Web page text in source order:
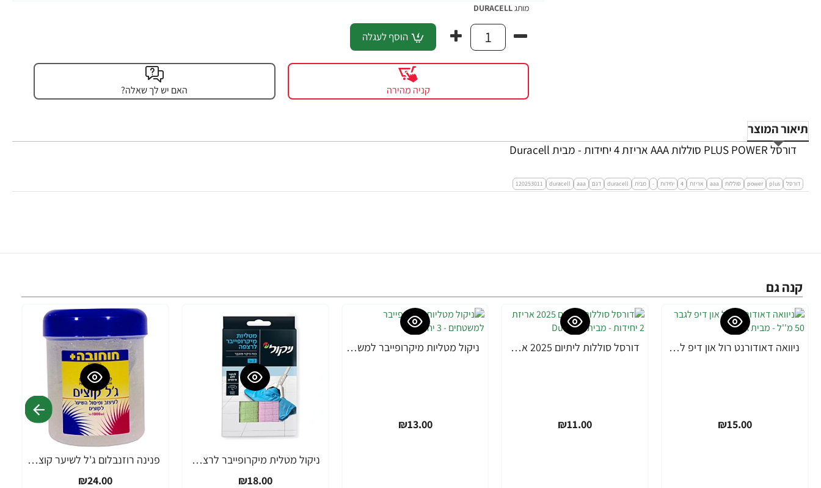
מותגDURACELL
הוסף לעגלה
קניה מהירה האם יש לך שאלה?
תיאור המוצר
דורסל PLUS POWER סוללות AAA אריזת 4 יחידות - מבית Duracell
דורסל plus
power סוללות aaa אריזת 4 יחידות - מבית duracell דגם aaa
duracell
120253011
קנה גם
ניוואה דאודורנט רול און דיפ לגבר 50 מ''ל - מבית NIVEA
₪15.00
דורסל סוללות ליתיום 2025 אריזת 2 יחידות - מבית Duracell
₪11.00
ניקול מטליות מיקרופייבר למשטחים - 3 יחידות
₪13.00
ניקול מטלית מיקרופייבר לרצפה - 2 יחידות
₪18.00
פנינה רוזנבלום ג'ל לשיער קוצים חוחובה - 1 ק"ג
₪24.00